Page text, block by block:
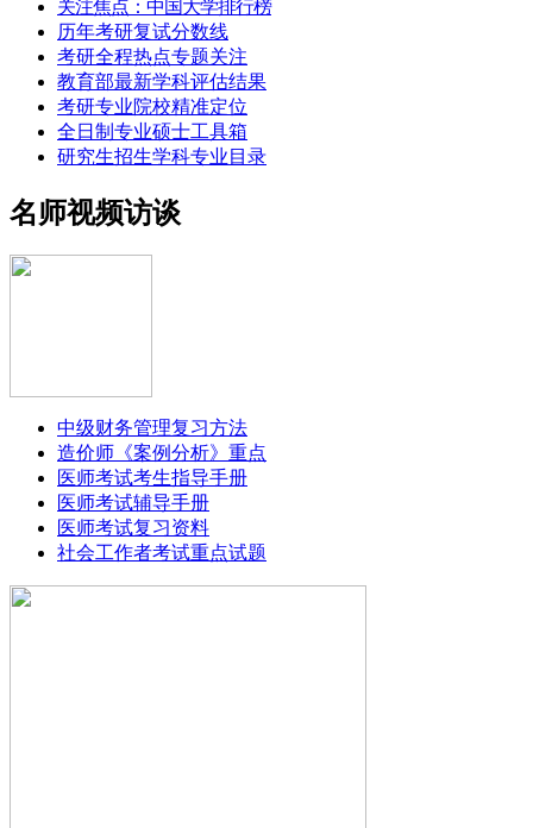
关注焦点：中国大学排行榜
历年考研复试分数线
考研全程热点专题关注
教育部最新学科评估结果
考研专业院校精准定位
全日制专业硕士工具箱
研究生招生学科专业目录
名师视频访谈
中级财务管理复习方法
造价师《案例分析》重点
医师考试考生指导手册
医师考试辅导手册
医师考试复习资料
社会工作者考试重点试题